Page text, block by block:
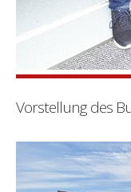
Vorstellung des